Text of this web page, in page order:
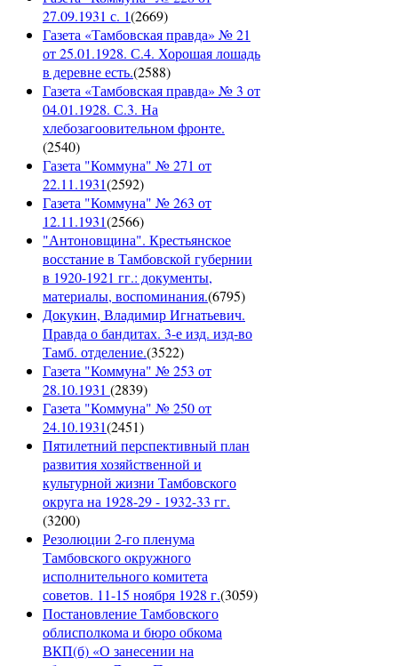
27.09.1931 с. 1(2669)
Газета «Тамбовская правда» № 21
от 25.01.1928. С.4. Хорошая лошадь
в деревне есть.(2588)
Газета «Тамбовская правда» № 3 от
04.01.1928. С.3. На
хлебозагоовительном фронте.
(2540)
Газета "Коммуна" № 271 от
22.11.1931(2592)
Газета "Коммуна" № 263 от
12.11.1931(2566)
"Антоновщина". Крестьянское
восстание в Тамбовской губернии
в 1920-1921 гг.: документы,
материалы, воспоминания.(6795)
Докукин, Владимир Игнатьевич.
Правда о бандитах. 3-е изд. изд-во
Тамб. отделение.(3522)
Газета "Коммуна" № 253 от
28.10.1931 (2839)
Газета "Коммуна" № 250 от
24.10.1931(2451)
Пятилетний перспективный план
развития хозяйственной и
культурной жизни Тамбовского
округа на 1928-29 - 1932-33 гг.
(3200)
Резолюции 2-го пленума
Тамбовского окружного
исполнительного комитета
советов. 11-15 ноября 1928 г.(3059)
Постановление Тамбовского
облисполкома и бюро обкома
ВКП(б) «О занесении на